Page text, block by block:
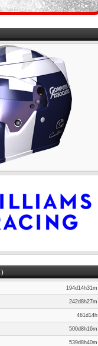
194d14h31m
242d8h27m
461d14h
500d8h16m
539d8h40m